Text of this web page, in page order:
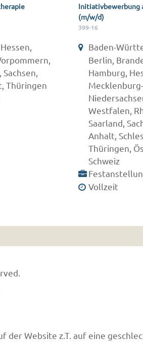
Thüringen
Initiativbewerbung
(m/w/d)
399-16
Baden-
Berlin,
Hamburg,
Westfalen,
Saarland,
Anhalt,
Thüringen,
Schweiz
Vollzeit
der Website z.T. auf eine